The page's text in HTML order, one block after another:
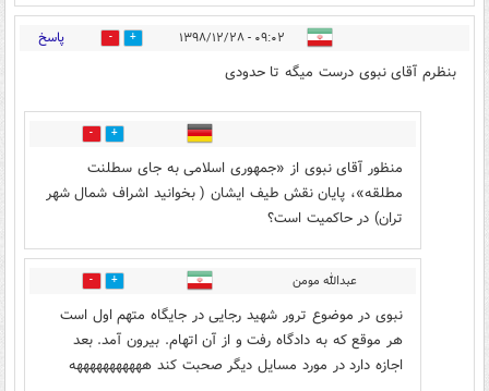
۰۹:۰۲ - ۱۳۹۸/۱۲/۲۸ 45 پاسخ
بنظرم آقای نبوی درست میگه تا حدودی
23
منظور آقای نبوی از «جمهوری اسلامی به جای سطلنت
مطلقه»، پایان نقش طیف ایشان ( بخوانید اشراف شمال شهر
تران) در حاکمیت است؟
عبدالله مومن 27
نبوی در موضوع ترور شهید رجایی در جایگاه متهم اول است
هر موقع که به دادگاه رفت و از آن اتهام. بیرون آمد. بعد
اجازه دارد در مورد مسایل دیگر صحبت کند هههههههههههه